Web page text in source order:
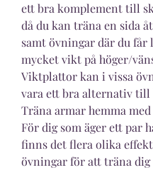
ett bra komplement till
då du kan träna en sida
samt övningar där du får
mycket vikt på höger/
Viktplattor kan i vissa
vara ett bra alternativ till
Träna armar hemma
För dig som äger ett par
finns det flera olika
övningar för att träna